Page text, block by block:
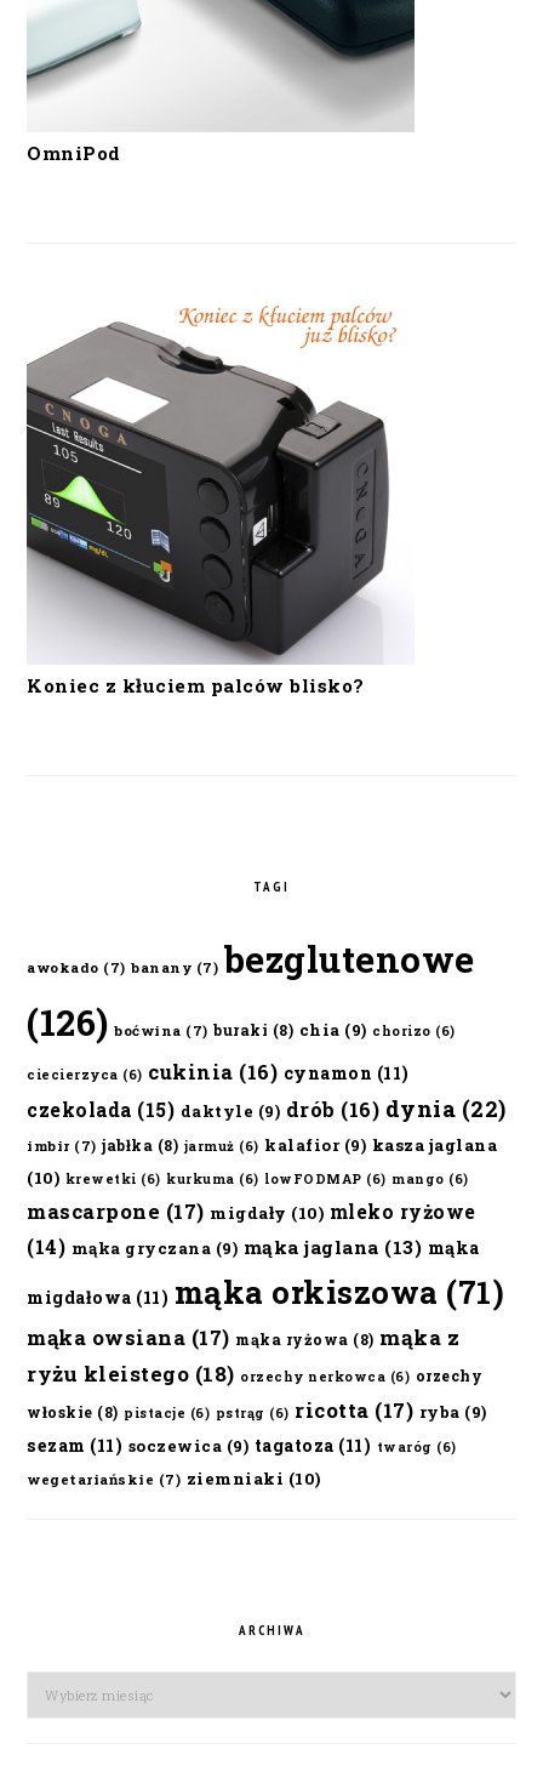
OmniPod
Koniec z kłuciem palców blisko?
TAGI
awokado (7) banany (7) bezglutenowe
(126) boćwina (7) buraki (8) chia (9) chorizo (6)
ciecierzyca (6) cukinia (16) cynamon (11)
czekolada (15) daktyle (9) drób (16) dynia (22)
imbir (7) jabłka (8) jarmuż (6) kalafior(9) kasza jaglana
(10) krewetki (6) kurkuma (6) lowFODMAP (6) mango (6)
mascarpone (17) migdały (10) mleko ryżowe
(14) mąka gryczana (9) mąka jaglana (13) mąka
migdałowa (11) mąka orkiszowa (71)
mąka owsiana (17) mąka ryżowa (8) mąka z
ryżu kleistego (18) orzechy nerkowca (6) orzechy
włoskie (8) pistacje (6) pstrąg (6) ricotta (17) ryba (9)
sezam (11) soczewica (9) tagatoza (11) twaróg (6)
wegetariańskie (7) ziemniaki (10)
ARCHIWA
Archiwa